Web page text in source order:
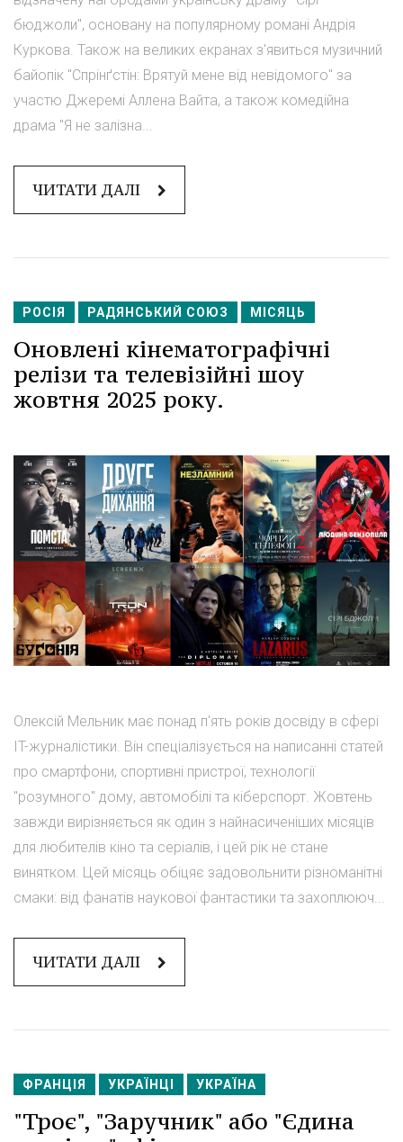
бюджоли", основану на популярному романі Андрія
Куркова. Також на великих екранах з'явиться музичний
байопік "Спрінґстін: Врятуй мене від невідомого" за
участю Джеремі Аллена Вайта, а також комедійна
драма "Я не залізна...
ЧИТАТИ ДАЛІ
РОСІЯ РАДЯНСЬКИЙ СОЮЗ МІСЯЦЬ
Оновлені кінематографічні
релізи та телевізійні шоу
жовтня 2025 року.
Олексій Мельник має понад п'ять років досвіду в сфері
IT-журналістики. Він спеціалізується на написанні статей
про смартфони, спортивні пристрої, технології
"розумного" дому, автомобілі та кіберспорт. Жовтень
завжди вирізняється як один з найнасиченіших місяців
для любителів кіно та серіалів, і цей рік не стане
винятком. Цей місяць обіцяє задовольнити різноманітні
смаки: від фанатів наукової фантастики та захоплююч...
ЧИТАТИ ДАЛІ
ФРАНЦІЯ УКРАЇНЦІ УКРАЇНА
"Троє", "Заручник" або "Єдина